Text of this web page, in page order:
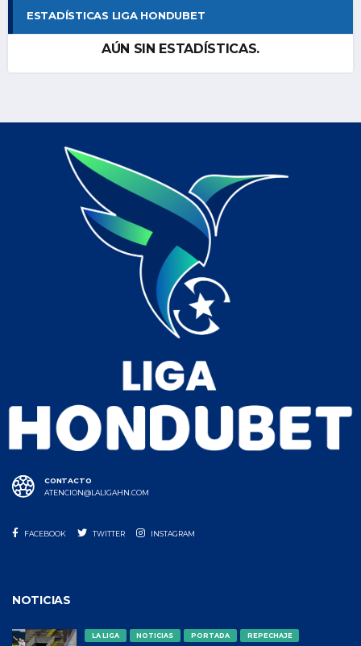
ESTADÍSTICAS LIGA HONDUBET
AÚN SIN ESTADÍSTICAS.
CONTACTO
ATENCION@LALIGAHN.COM
FACEBOOK TWITTER INSTAGRAM
NOTICIAS
LA LIGA NOTICIAS PORTADA REPECHAJE